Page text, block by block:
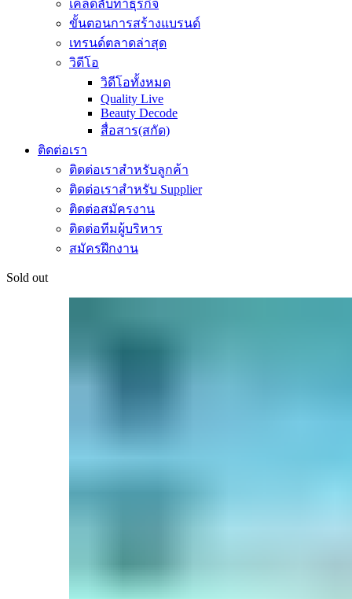
เคล็ดลับทำธุรกิจ
ขั้นตอนการสร้างแบรนด์
เทรนด์ตลาดล่าสุด
วิดีโอ
วิดีโอทั้งหมด
Quality Live
Beauty Decode
สื่อสาร(สกัด)
ติดต่อเรา
ติดต่อเราสำหรับลูกค้า
ติดต่อเราสำหรับ Supplier
ติดต่อสมัครงาน
ติดต่อทีมผู้บริหาร
สมัครฝึกงาน
Sold out